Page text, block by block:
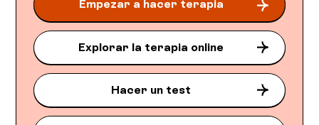
Empezar a hacer terapia
Explorar la terapia online
Hacer un test